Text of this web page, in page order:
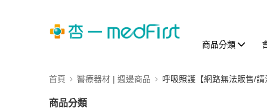
商品分類
首頁 醫療器材 | 週邊商品 呼吸照護【網路無法販售/
商品分類